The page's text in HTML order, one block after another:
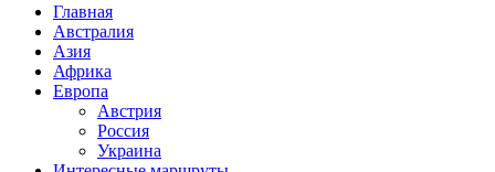
Главная
Австралия
Азия
Африка
Европа
Австрия
Россия
Украина